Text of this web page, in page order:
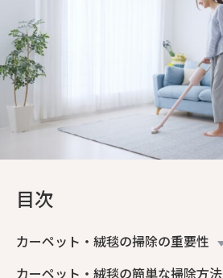
目次
カーペット・絨毯の掃除の重要性
カーペット・絨毯の簡単な掃除方法